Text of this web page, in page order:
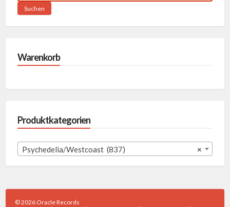
Suchen
Warenkorb
Produktkategorien
×
Psychedelia/Westcoast (837)
© 2026 Oracle Records